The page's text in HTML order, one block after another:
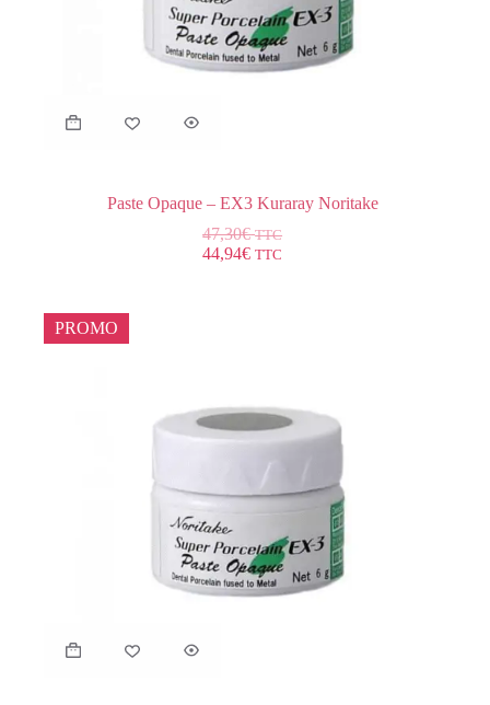
Paste Opaque – EX3 Kuraray Noritake
47,30€ TTC
44,94€ TTC
PROMO